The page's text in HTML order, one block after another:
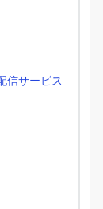
信サービス